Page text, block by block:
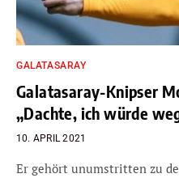
GALATASARAY
Galatasaray-Knipser
„Dachte, ich würde
10. APRIL 2021
Er gehört unumstritten zu